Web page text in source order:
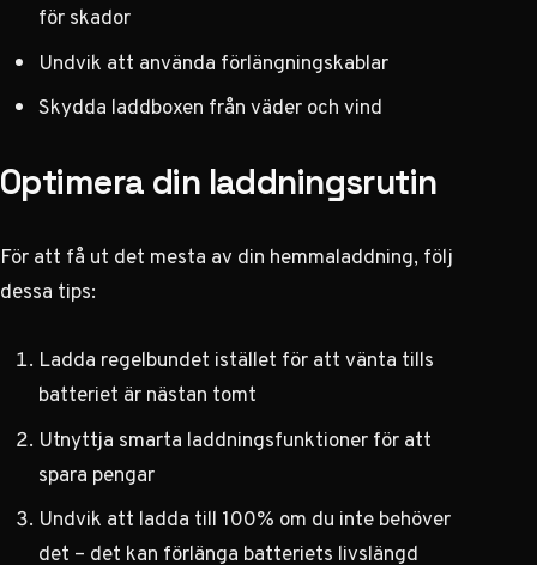
för skador
Undvik att använda förlängningskablar
Skydda laddboxen från väder och vind
Optimera din laddningsrutin
För att få ut det mesta av din hemmaladdning, följ
dessa tips:
Ladda regelbundet istället för att vänta tills
batteriet är nästan tomt
Utnyttja smarta laddningsfunktioner för att
spara pengar
Undvik att ladda till 100% om du inte behöver
det – det kan förlänga batteriets livslängd